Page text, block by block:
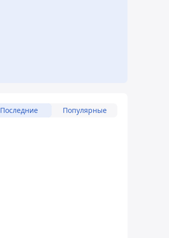
Последние Популярные